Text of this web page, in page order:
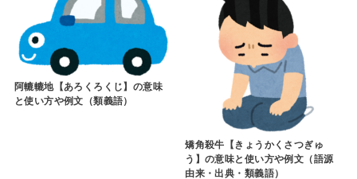
阿轆轆地【あろくろくじ】の意味
と使い方や例文（類義語）
矯角殺牛【きょうかくさつぎゅ
う】の意味と使い方や例文（語源
由来・出典・類義語）